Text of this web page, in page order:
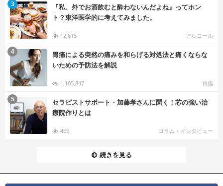
『私、外でお酒飲むと酔わないんだよね』ってホン
ト？東洋医学的に考えてみました。
12,615 アルコール
3
胃痛による突然の痛みを和らげる対処法と痛くならな
いための予防法を解説
1,165,847 胃痛
4
セラピストサポート・加藤孝さんに聞く！芯の強い治
療院作りとは
469 コラム・インタビュー
5
続きを見る